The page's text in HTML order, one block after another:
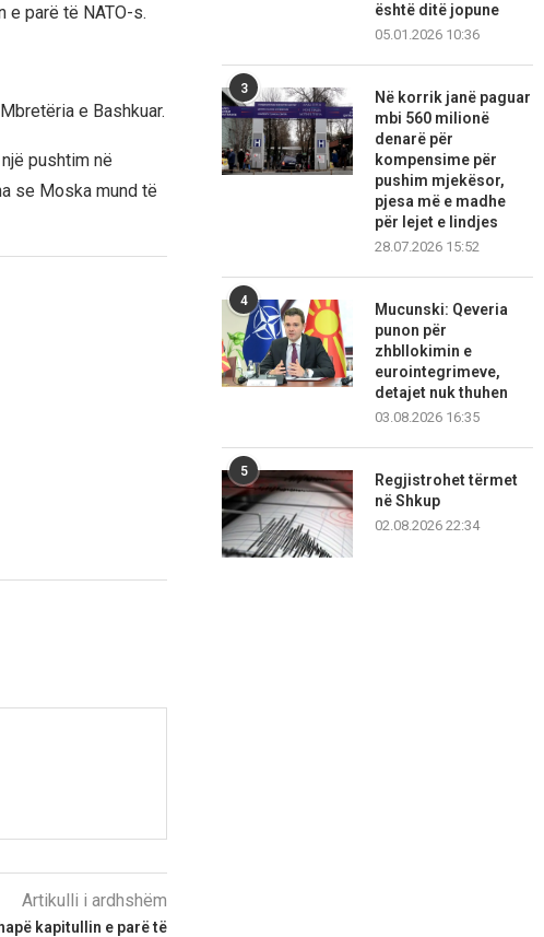
e parë të NATO-s.
e Bashkuar.
pushtim në
se Moska mund të
Artikulli i ardhshëm
kapitullin e parë të
është ditë jopune
05.01.2026 10:36
3
Në korrik janë paguar
mbi 560 milionë
denarë për
kompensime për
pushim mjekësor,
pjesa më e madhe
për lejet e lindjes
28.07.2026 15:52
4
Mucunski: Qeveria
punon për
zhbllokimin e
eurointegrimeve,
detajet nuk thuhen
03.08.2026 16:35
5
Regjistrohet tërmet
në Shkup
02.08.2026 22:34